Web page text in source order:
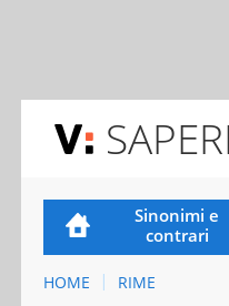
Sinonimi e
contrari
HOME RIME